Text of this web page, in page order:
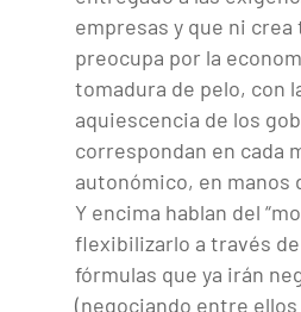
empresas y que ni
preocupa por la
tomadura de pelo, con
aquiescencia de los
correspondan en cada
autonómico, en manos
Y encima hablan del
flexibilizarlo a través
fórmulas que ya irán
(negociando entre